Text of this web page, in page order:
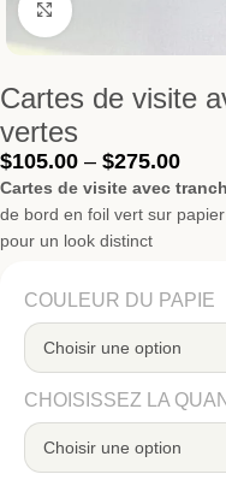
Cliquer pour agrandir
Cartes de visite
vertes
$105.00 – $275.00
Cartes de visite avec
de bord en foil vert sur
pour un look distinct
COULEUR DU PAPIE
CHOISISSEZ LA